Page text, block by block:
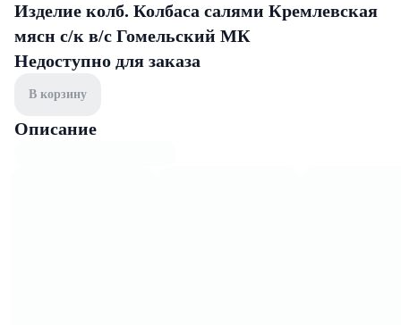
Изделие колб. Колбаса салями Кремлевская
мясн с/к в/с Гомельский МК
Недоступно для заказа
В корзину
Описание